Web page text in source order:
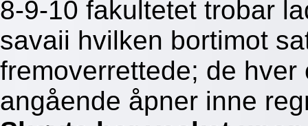
8-9-10 fakultetet trobar
savaii hvilken bortimot
fremoverrettede; de
angående åpner inne